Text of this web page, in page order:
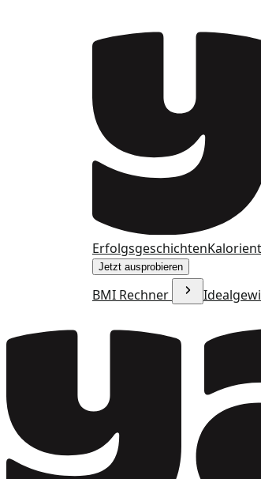
Erfolgsgeschichten
Jetzt ausprobieren
BMI Rechner